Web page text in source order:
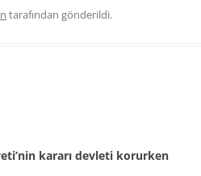
tarafından gönderildi.
kararı devleti korurken